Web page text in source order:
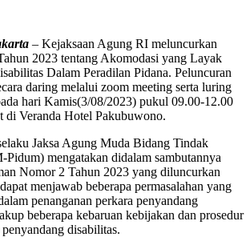
– Kejaksaan Agung RI meluncurkan
2023 tentang Akomodasi yang Layak
Dalam Peradilan Pidana. Peluncuran
daring melalui zoom meeting serta luring
hari Kamis(3/08/2023) pukul 09.00-12.00
di Veranda Hotel Pakubuwono.
Jaksa Agung Muda Bidang Tindak
mengatakan didalam sambutannya
Nomor 2 Tahun 2023 yang diluncurkan
menjawab beberapa permasalahan yang
penanganan perkara penyandang
beberapa kebaruan kebijakan dan prosedur
disabilitas.